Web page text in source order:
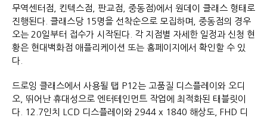
무역센터점, 킨텍스점, 판교점, 중동점)에서 원데이 클래스 형태로
진행된다. 클래스당 15명을 선착순으로 모집하며, 중동점의 경우
오는 20일부터 접수가 시작된다. 각 지점별 자세한 일정과 신청 현
황은 현대백화점 애플리케이션 또는 홈페이지에서 확인할 수 있
다.
드로잉 클래스에서 사용될 탭 P12는 고품질 디스플레이와 오디
오, 뛰어난 휴대성으로 엔터테인먼트 작업에 최적화된 태블릿이
다. 12.7인치 LCD 디스플레이와 2944 x 1840 해상도, FHD 디